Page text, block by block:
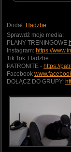
Dodał: Hadzbe
Sprawdź moje media:
PLANY TRENINGOWE
Instagram: https://
Tik Tok: Hadzbe
PATRONITE - https://
Facebook
DOŁĄCZ DO GRUPY: